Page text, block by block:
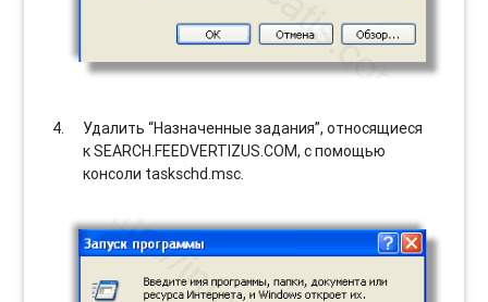
Удалить “Назначенные задания”, относящиеся
к SEARCH.FEEDVERTIZUS.COM, с помощью
консоли taskschd.msc.